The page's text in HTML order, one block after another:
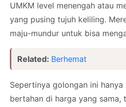
UMKM level menengah atau
yang pusing tujuh keliling.
maju-mundur untuk bisa
Related: Berhemat
Sepertinya golongan ini
bertahan di harga yang sama,